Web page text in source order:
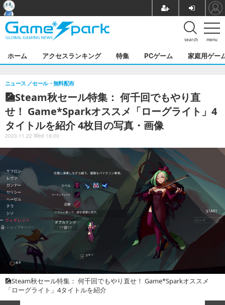
menu
search
ホーム アクセスランキング 特集 PCゲーム 家庭用ゲー
🎑Steam秋セール特集： 何千回でもやり直
せ！ Game*Sparkオススメ「ローグライト」4
タイトルを紹介 4枚目の写真・画像
ニュース セール・無料配布
2023.11.22 Wed 18:00
🎑Steam秋セール特集： 何千回でもやり直せ！ Game*Sparkオススメ
「ローグライト」4タイトルを紹介